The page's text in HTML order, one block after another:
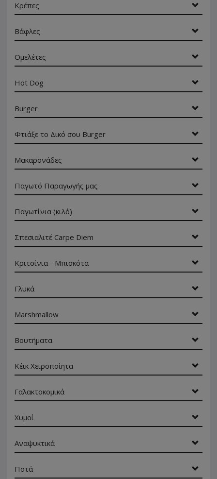
Κρέπες
Βάφλες
Ομελέτες
Hot Dog
Burger
Φτιάξε το Δικό σου Burger
Μακαρονάδες
Παγωτό Παραγωγής μας
Παγωτίνια (κιλό)
Σπεσιαλιτέ Carpe Diem
Κριτσίνια - Μπισκότα
Γλυκά
Marshmallow
Βουτήματα
Κέικ Χειροποίητα
Γαλακτοκομικά
Χυμοί
Αναψυκτικά
Ποτά